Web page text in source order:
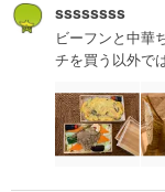
ssssssss
ビーフンと中華
チを買う以外で